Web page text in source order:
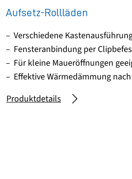
Aufsetz-Rollläden
Verschiedene
Fensteranbindung per
Für kleine Maueröffnungen
Effektive Wärmedämmung nach
Produktdetails